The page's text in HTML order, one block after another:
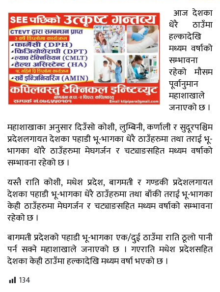
आज देशका
धेरै ठाउँमा
हल्कादेखि
मध्यम वर्षाको
सम्भावना
रहेको मौसम
पूर्वानुमान
महाशाखाले
जनाएको छ ।
महाशाखाका अनुसार दिउँसो कोशी, लुम्बिनी, कर्णाली र सुदूरपश्चिम
प्रदेशलगायत देशका पहाडी भू-भागका धेरै ठाउँहरुमा तथा तराई भू-
भागका थोरै ठाउँहरुमा मेघगर्जन र चट्याङसहित मध्यम वर्षाको
सम्भावना रहेको छ ।
यस्तै राति कोशी, मधेश प्रदेश, बागमती र गण्डकी प्रदेशलगायत
देशका पहाडी भू-भागका धेरै ठाउँहरुमा तथा बाँकी तराई भू-भागका
केही ठाउँहरुमा मेघगर्जन र चट्याङसहित मध्यम वर्षाको सम्भावना
रहेको छ ।
बागमती प्रदेशको पहाडी भू-भागका एक/दुई ठाउँमा राति ठूलो पानी
पर्न सक्ने महाशाखाले जनाएको छ । गएराति मधेश प्रदेशसहित
देशका केही ठाउँमा हल्कादेखि मध्यम वर्षा भएको छ ।
134